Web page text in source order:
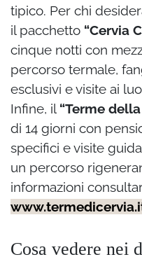
tipico. Per chi
il pacchetto “Cervia
cinque notti con
percorso termale,
esclusivi e visite ai
Infine, il “Terme
di 14 giorni con
specifici e visite
un percorso
informazioni
Cosa vedere nei